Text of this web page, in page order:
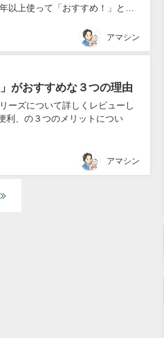
以上使って「おすすめ！」と太
アマシン
がおすすめな３つの理由
ーズについて詳しくレビューし
利、の３つのメリットについ
アマシン